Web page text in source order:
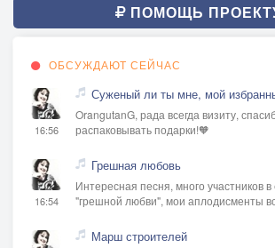
ПОМОЩЬ
ОБСУЖДАЮТ СЕЙЧАС
16:56
Суженый ли ты мне, мой
OrangutanG, рада всегда визиту,
распаковывать подарки!🧡
16:54
Грешная любовь
Интересная песня, много участников в
"грешной любви", мои аплодисменты
Марш строителей